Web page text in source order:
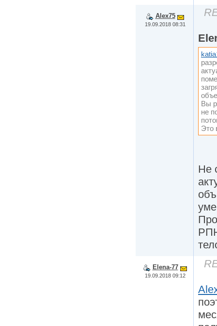
Alex75
19.09.2018 08:31
Вы
не
Это
Не
Elena-77
19.09.2018 09:12